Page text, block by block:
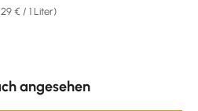
€ / 1 Liter)
angesehen